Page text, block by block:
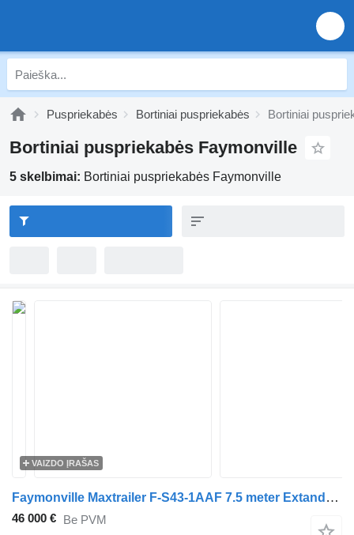
Puspriekabės Bortiniai puspriekabės Bortiniai
Bortiniai puspriekabės Faymonville
5 skelbimai: Bortiniai puspriekabės Faymonville
VAIZDO ĮRAŠAS
Faymonville Maxtrailer F-S43-1AAF 7.5 meter Extandable Powersteering!
46 000 € Be PVM